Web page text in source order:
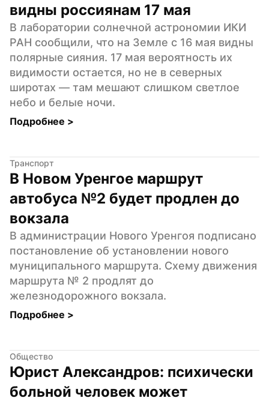
видны россиянам 17 мая
В лаборатории солнечной астрономии ИКИ
РАН сообщили, что на Земле с 16 мая видны
полярные сияния. 17 мая вероятность их
видимости остается, но не в северных
широтах — там мешают слишком светлое
небо и белые ночи.
Подробнее >
Транспорт
В Новом Уренгое маршрут
автобуса №2 будет продлен до
вокзала
В администрации Нового Уренгоя подписано
постановление об установлении нового
муниципального маршрута. Схему движения
маршрута № 2 продлят до
железнодорожного вокзала.
Подробнее >
Общество
Юрист Александров: психически
больной человек может